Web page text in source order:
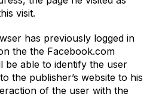
visit.
has previously logged in
the the Facebook.com
be able to identify the user
the publisher’s website to his
of the user with the